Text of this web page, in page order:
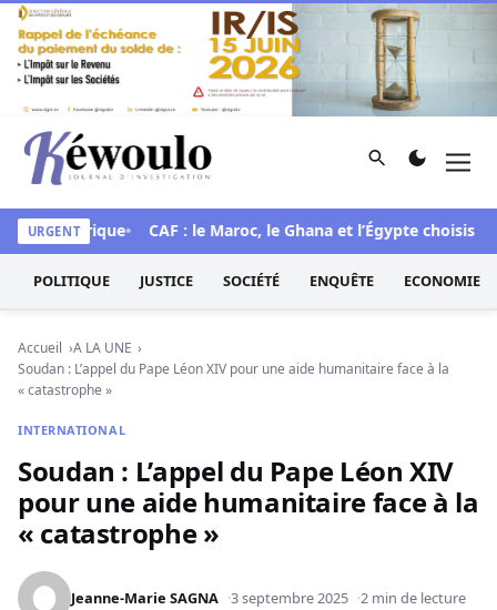
Aller au contenu
Kéwoulo, le premier site d'information et d'investigation
Rechercher
URGENT
historique CAF : le Maroc, le Ghana et l’Égypte choisis
POLITIQUE JUSTICE SOCIÉTÉ ENQUÊTE ECONOMIE
Accueil
A LA UNE
Soudan : L’appel du Pape Léon XIV pour une aide humanitaire face à la
« catastrophe »
INTERNATIONAL
Soudan : L’appel du Pape Léon XIV
pour une aide humanitaire face à la
« catastrophe »
Jeanne-Marie SAGNA 3 septembre 2025 2 min de lecture